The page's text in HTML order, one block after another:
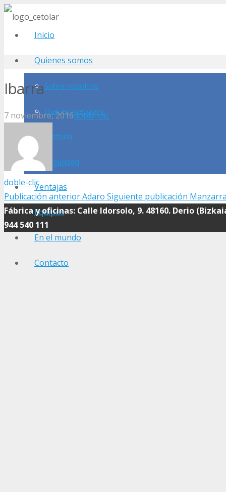
Inicio
Quienes somos
Sobre nosotros
Qué es «cetolar»
Historia
Seguridad
Ventajas
Equipos
En el mundo
Contacto
Ibarra
7 noviembre, 2016doble-clic
doble-clic
Publicación anteriorAdaro Siguiente publicación
Fábrica y oficinas: Calle Idorsolo, 9. 48160. Derio
944 540 111